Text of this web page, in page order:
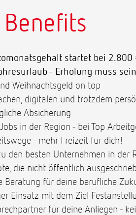
startet bei 2.800
- Erholung muss
Weihnachtsgeld on top
digitalen und trotzdem
Absicherung
in der Region - bei Top
- mehr Freizeit für dich!
den besten Unternehmen in der
die nicht öffentlich
Beratung für deine berufliche
Einsatz mit dem Ziel
für deine Anliegen -